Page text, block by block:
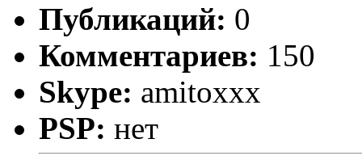
Публикаций: 0
Комментариев: 150
Skype: amitoxxx
PSP: нет